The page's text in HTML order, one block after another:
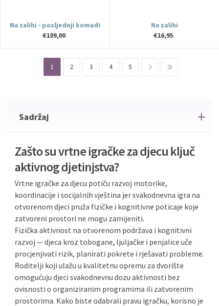
Na zalihi - posljednji komadi
€109,00
Na zalihi
€16,95
1 2 3 4 5
Sadržaj
Zašto su vrtne igračke za djecu ključ
aktivnog djetinjstva?
Vrtne igračke za djecu potiču razvoj motorike,
koordinacije i socijalnih vještina jer svakodnevna igra na
otvorenom djeci pruža fizičke i kognitivne poticaje koje
zatvoreni prostori ne mogu zamijeniti.
Fizička aktivnost na otvorenom podržava i kognitivni
razvoj — djeca kroz tobogane, ljuljačke i penjalice uče
procjenjivati rizik, planirati pokrete i rješavati probleme.
Roditelji koji ulažu u kvalitetnu opremu za dvorište
omogućuju djeci svakodnevnu dozu aktivnosti bez
ovisnosti o organiziranim programima ili zatvorenim
prostorima. Kako biste odabrali pravu igračku, korisno je